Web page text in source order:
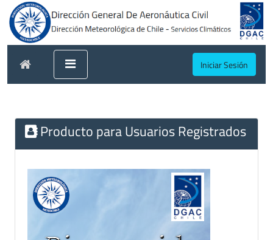
Iniciar Sesión
Producto para Usuarios Registrados